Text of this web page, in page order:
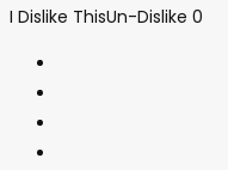
I Dislike ThisUn-Dislike 0